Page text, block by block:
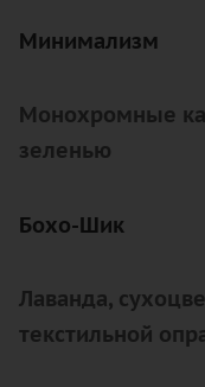
Минимализм
Монохромные
зеленью
Бохо-Шик
Лаванда,
текстильной